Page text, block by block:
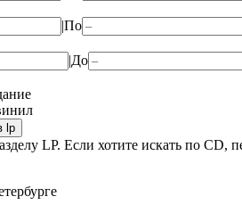
|По
|До
lp
LP. Если хотите искать по CD,